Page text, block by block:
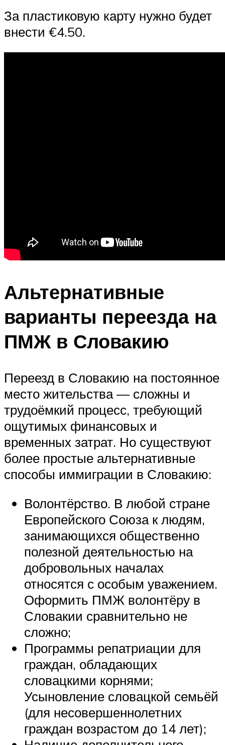
За пластиковую карту нужно будет
внести €4.50.
Альтернативные
варианты переезда на
ПМЖ в Словакию
Переезд в Словакию на постоянное
место жительства — сложны и
трудоёмкий процесс, требующий
ощутимых финансовых и
временных затрат. Но существуют
более простые альтернативные
способы иммиграции в Словакию:
Волонтёрство. В любой стране
Европейского Союза к людям,
занимающихся общественно
полезной деятельностью на
добровольных началах
относятся с особым уважением.
Оформить ПМЖ волонтёру в
Словакии сравнительно не
сложно;
Программы репатриации для
граждан, обладающих
словацкими корнями;
Усыновление словацкой семьёй
(для несовершеннолетних
граждан возрастом до 14 лет);